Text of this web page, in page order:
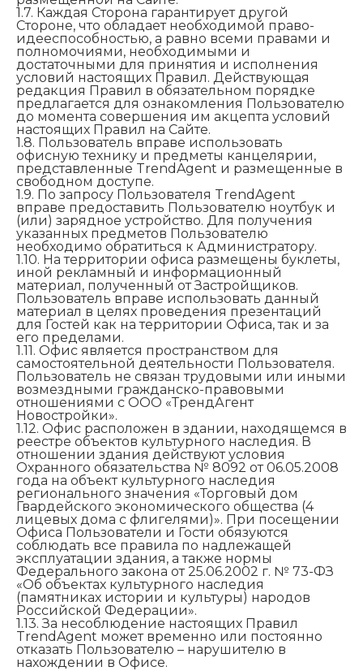
1.7. Каждая Сторона гарантирует другой
Стороне, что обладает необходимой право-
идееспособностью, а равно всеми правами и
полномочиями, необходимыми и
достаточными для принятия и исполнения
условий настоящих Правил. Действующая
редакция Правил в обязательном порядке
предлагается для ознакомления Пользователю
до момента совершения им акцепта условий
настоящих Правил на Сайте.
1.8. Пользователь вправе использовать
офисную технику и предметы канцелярии,
представленные TrendAgent и размещенные в
свободном доступе.
1.9. По запросу Пользователя TrendAgent
вправе предоставить Пользователю ноутбук и
(или) зарядное устройство. Для получения
указанных предметов Пользователю
необходимо обратиться к Администратору.
1.10. На территории офиса размещены буклеты,
иной рекламный и информационный
материал, полученный от Застройщиков.
Пользователь вправе использовать данный
материал в целях проведения презентаций
для Гостей как на территории Офиса, так и за
его пределами.
1.11. Офис является пространством для
самостоятельной деятельности Пользователя.
Пользователь не связан трудовыми или иными
возмездными гражданско-правовыми
отношениями с ООО «ТрендАгент
Новостройки».
1.12. Офис расположен в здании, находящемся в
реестре объектов культурного наследия. В
отношении здания действуют условия
Охранного обязательства № 8092 от 06.05.2008
года на объект культурного наследия
регионального значения «Торговый дом
Гвардейского экономического общества (4
лицевых дома с флигелями)». При посещении
Офиса Пользователи и Гости обязуются
соблюдать все правила по надлежащей
эксплуатации здания, а также нормы
Федерального закона от 25.06.2002 г. № 73-ФЗ
«Об объектах культурного наследия
(памятниках истории и культуры) народов
Российской Федерации».
1.13. За несоблюдение настоящих Правил
TrendAgent может временно или постоянно
отказать Пользователю – нарушителю в
нахождении в Офисе.